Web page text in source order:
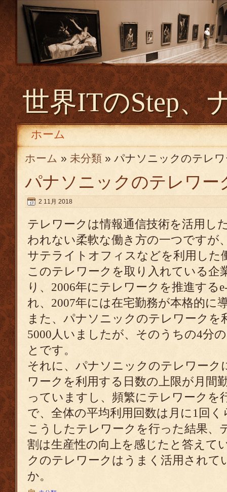
世界ITのStep、
ホーム
ホーム » 未分類 » パナソニックのテレ
パナソニックのテレワー
2 11月 2018
テレワークは情報通信技術を活用し
われない柔軟な働き方の一つですが
サテライトオフィスなどを利用した
このテレワークを取り入れている企
り、2006年にテレワークを推進する
れ、2007年には在宅勤務が本格的に
また、パナソニックのテレワークを
5000人いましたが、そのうちの4分
とです。
それに、パナソニックのテレワーク
ワークを利用する日数の上限が月間
っていますし、頻繁にテレワークを
で、全体の平均利用回数は月に1回
こうしたテレワークを行った結果、
割は生産性の向上を感じたと答えて
クのテレワークはうまく活用されて
か。